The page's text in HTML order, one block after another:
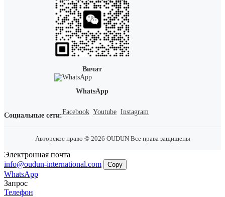
Вичат
WhatsApp
Социальные сети:Facebook Youtube Instagram
Авторское право © 2026 OUDUN Все права защищены
Электронная почта
info@oudun-international.com
Copy
WhatsApp
Запрос
Телефон